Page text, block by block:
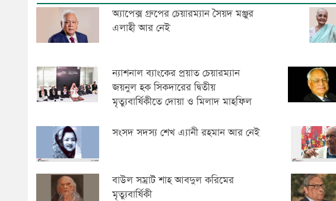
অ্যাপেক্স গ্রুপের চেয়ারম্যান সৈয়দ মঞ্জুর
এলাহী আর নেই
ন্যাশনাল ব্যাংকের প্রয়াত চেয়ারম্যান
জয়নুল হক সিকদারের দ্বিতীয়
মৃত্যুবার্ষিকীতে দোয়া ও মিলাদ মাহফিল
সংসদ সদস্য শেখ এ্যানী রহমান আর নেই
বাউল সম্রাট শাহ আবদুল করিমের
মৃত্যুবার্ষিকী